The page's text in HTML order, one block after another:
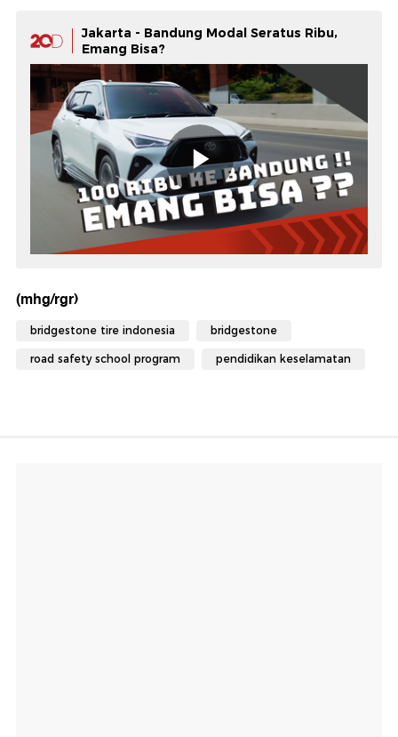
Jakarta - Bandung Modal Seratus Ribu,
Emang Bisa?
(mhg/rgr)
bridgestone tire indonesia bridgestone
road safety school program pendidikan keselamatan